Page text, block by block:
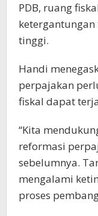
PDB, ruang
tinggi.
Handi
perpajakan
fiskal dapat
“Kita
reformasi
sebelumnya.
mengalami
proses